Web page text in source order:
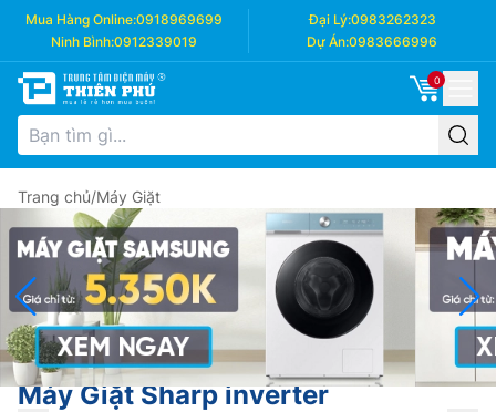
Mua Hàng Online:0918969699 Đại Lý:0983262323
Ninh Bình:0912339019 Dự Án:0983666996
0
Trang chủ/Máy Giặt
Máy Giặt Sharp inverter